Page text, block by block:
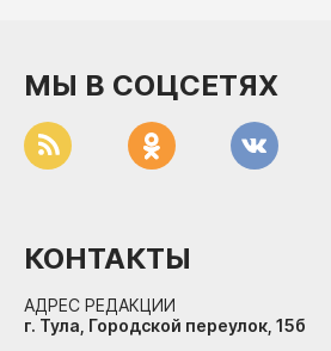
МЫ В СОЦСЕТЯХ
КОНТАКТЫ
АДРЕС РЕДАКЦИИ
г. Тула, Городской переулок, 15б